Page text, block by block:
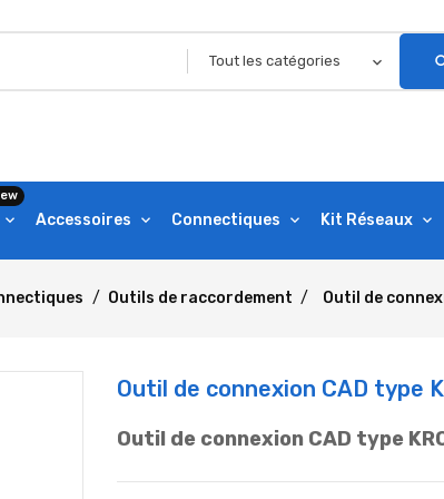
Accessoires Connectiques Kit Réseaux
Outils de raccordement Outil de
Outil de connexion CAD type
Outil de connexion CAD type